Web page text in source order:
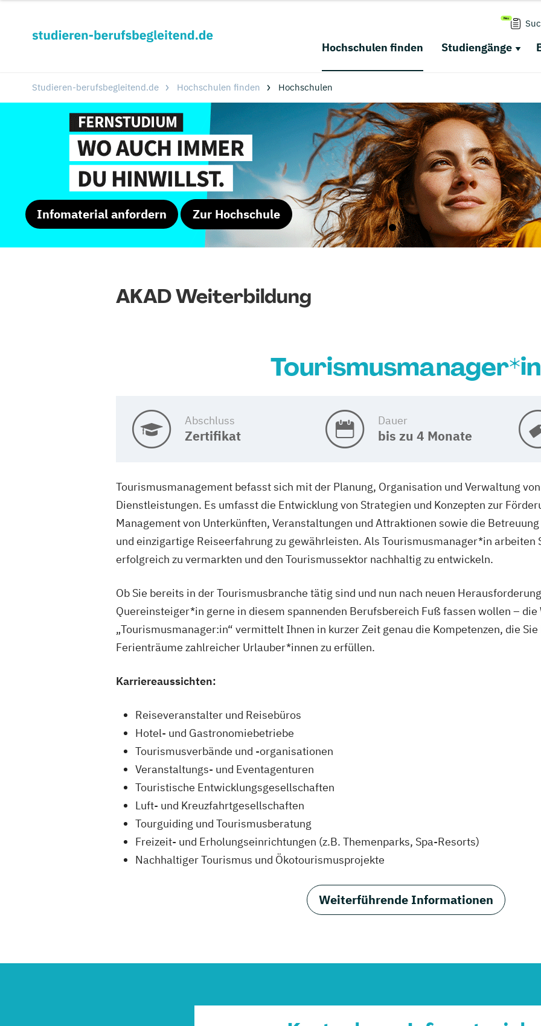
Hochschulen finden Studiengänge
Studieren-berufsbegleitend.de Hochschulen finden Hochschulen
Infomaterial anfordern Zur Hochschule
AKAD Weiterbildung
Tourismusmanager*in
Abschluss
Zertifikat
Dauer
bis zu 4 Monate
Tourismusmanagement befasst sich mit der Planung, Organisation und Verwaltung
Dienstleistungen. Es umfasst die Entwicklung von Strategien und Konzepten zur
Management von Unterkünften, Veranstaltungen und Attraktionen sowie die
und einzigartige Reiseerfahrung zu gewährleisten. Als Tourismusmanager*in arbeiten
erfolgreich zu vermarkten und den Tourismussektor nachhaltig zu entwickeln.
Ob Sie bereits in der Tourismusbranche tätig sind und nun nach neuen
Quereinsteiger*in gerne in diesem spannenden Berufsbereich Fuß fassen wollen –
„Tourismusmanager:in“ vermittelt Ihnen in kurzer Zeit genau die Kompetenzen, die
Ferienträume zahlreicher Urlauber*innen zu erfüllen.
Karriereaussichten:
Reiseveranstalter und Reisebüros
Hotel- und Gastronomiebetriebe
Tourismusverbände und -organisationen
Veranstaltungs- und Eventagenturen
Touristische Entwicklungsgesellschaften
Luft- und Kreuzfahrtgesellschaften
Tourguiding und Tourismusberatung
Freizeit- und Erholungseinrichtungen (z.B. Themenparks, Spa-Resorts)
Nachhaltiger Tourismus und Ökotourismusprojekte
Weiterführende Informationen